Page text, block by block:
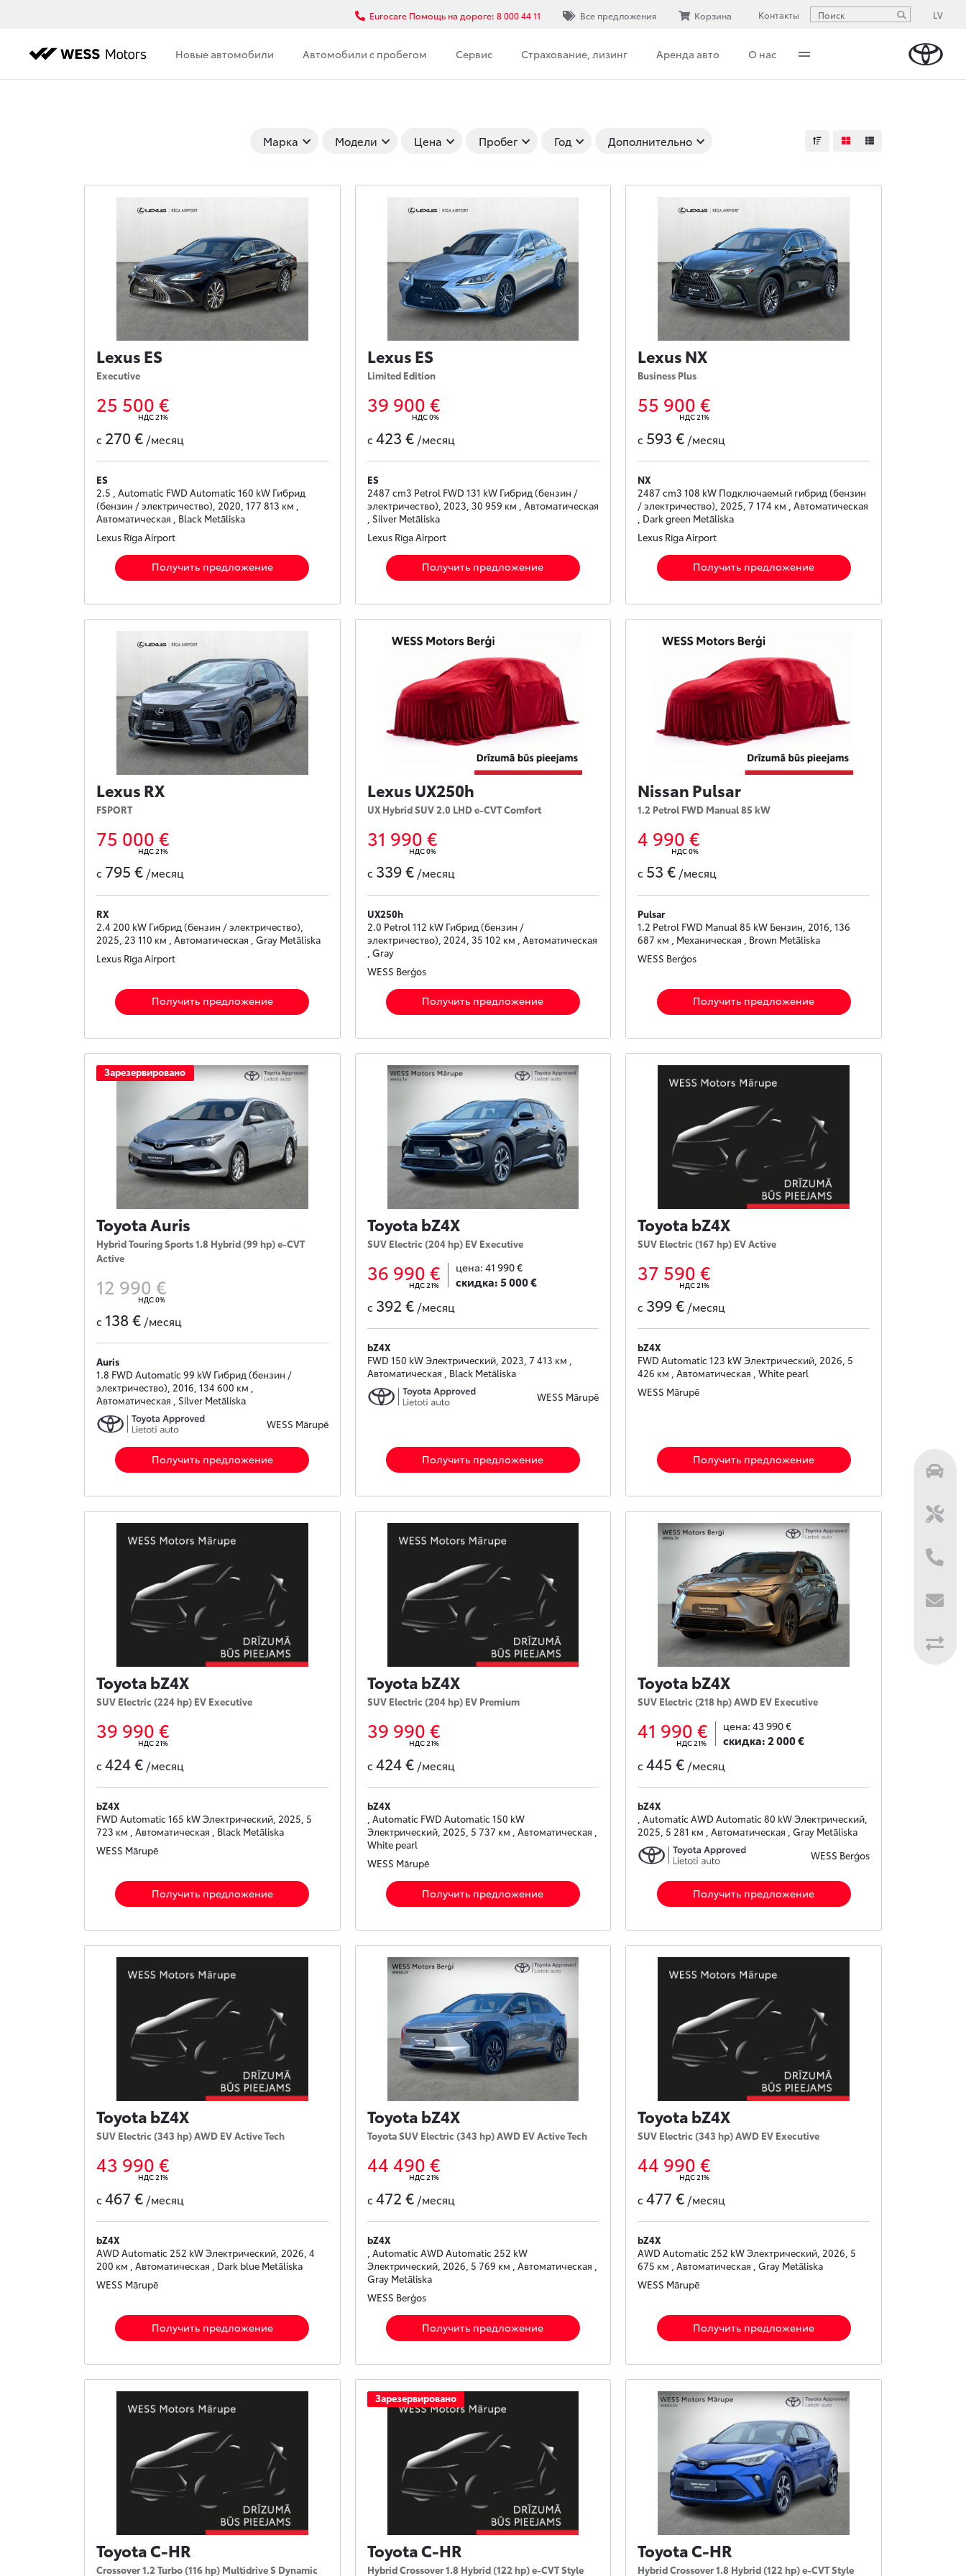
Новые автомобили Автомобили с пробегом Сервис Страхование, лизинг Аренда авто О нас
Eurocare Помощь на дороге: 8 000 44 11 Все предложения Корзина Контакты LV
Марка Модели Цена Пробег Год Дополнительно
Lexus ES
Executive
25 500 €
НДС 21%
с 270 € /месяц
ES
2.5 , Automatic FWD Automatic 160 kW Гибрид
(бензин / электричество), 2020, 177 813 км ,
Автоматическая , Black Metāliska
Lexus Rīga Airport
Получить предложение
Lexus ES
Limited Edition
39 900 €
НДС 0%
с 423 €/месяц
ES
2487 cm3 Petrol FWD 131 kW Гибрид (бензин /
электричество), 2023, 30 959 км , Автоматическая
, Silver Metāliska
Lexus Rīga Airport
Получить предложение
Lexus NX
Business Plus
55 900 €
НДС 21%
с 593 € /месяц
NX
2487 cm3 108 kW Подключаемый гибрид (бензин
/ электричество), 2025, 7 174 км , Автоматическая
, Dark green Metāliska
Lexus Rīga Airport
Получить предложение
Lexus RX
FSPORT
75 000 €
НДС 21%
с 795 € /месяц
RX
2.4 200 kW Гибрид (бензин / электричество),
2025, 23 110 км , Автоматическая , Gray Metāliska
Lexus Rīga Airport
Получить предложение
Lexus UX250h
UX Hybrid SUV 2.0 LHD e-CVT Comfort
31 990 €
НДС 0%
с 339 €/месяц
UX250h
2.0 Petrol 112 kW Гибрид (бензин /
электричество), 2024, 35 102 км , Автоматическая
, Gray
WESS Berģos
Получить предложение
Nissan Pulsar
1.2 Petrol FWD Manual 85 kW
4 990 €
НДС 0%
с 53 € /месяц
Pulsar
1.2 Petrol FWD Manual 85 kW Бензин, 2016, 136
687 км , Механическая , Brown Metāliska
WESS Berģos
Получить предложение
Зарезервировано
Toyota Auris
Hybrid Touring Sports 1.8 Hybrid (99 hp) e-CVT
Active
12 990 €
НДС 0%
с 138 € /месяц
Auris
1.8 FWD Automatic 99 kW Гибрид (бензин /
электричество), 2016, 134 600 км ,
Автоматическая , Silver Metāliska
WESS Mārupē
Получить предложение
Toyota bZ4X
SUV Electric (204 hp) EV Executive
36 990 €
НДС 21%
цена: 41 990 €
скидка:5 000 €
с 392 €/месяц
bZ4X
FWD 150 kW Электрический, 2023, 7 413 км ,
Автоматическая , Black Metāliska
WESS Mārupē
Получить предложение
Toyota bZ4X
SUV Electric (167 hp) EV Active
37 590 €
НДС 21%
с 399 € /месяц
bZ4X
FWD Automatic 123 kW Электрический, 2026, 5
426 км , Автоматическая , White pearl
WESS Mārupē
Получить предложение
Toyota bZ4X
SUV Electric (224 hp) EV Executive
39 990 €
НДС 21%
с 424 € /месяц
bZ4X
FWD Automatic 165 kW Электрический, 2025, 5
723 км , Автоматическая , Black Metāliska
WESS Mārupē
Получить предложение
Toyota bZ4X
SUV Electric (204 hp) EV Premium
39 990 €
НДС 21%
с 424 €/месяц
bZ4X
, Automatic FWD Automatic 150 kW
Электрический, 2025, 5 737 км , Автоматическая ,
White pearl
WESS Mārupē
Получить предложение
Toyota bZ4X
SUV Electric (218 hp) AWD EV Executive
41 990 €
НДС 21%
цена: 43 990 €
скидка:2 000 €
с445 € /месяц
bZ4X
, Automatic AWD Automatic 80 kW Электрический,
2025, 5 281 км , Автоматическая , Gray Metāliska
WESS Berģos
Получить предложение
Toyota bZ4X
SUV Electric (343 hp) AWD EV Active Tech
43 990 €
НДС 21%
с 467 € /месяц
bZ4X
AWD Automatic 252 kW Электрический, 2026, 4
200 км , Автоматическая , Dark blue Metāliska
WESS Mārupē
Получить предложение
Toyota bZ4X
Toyota SUV Electric (343 hp) AWD EV Active Tech
44 490 €
НДС 21%
с 472 €/месяц
bZ4X
, Automatic AWD Automatic 252 kW
Электрический, 2026, 5 769 км , Автоматическая ,
Gray Metāliska
WESS Berģos
Получить предложение
Toyota bZ4X
SUV Electric (343 hp) AWD EV Executive
44 990 €
НДС 21%
с477 € /месяц
bZ4X
AWD Automatic 252 kW Электрический, 2026, 5
675 км , Автоматическая , Gray Metāliska
WESS Mārupē
Получить предложение
Toyota C-HR
Crossover 1.2 Turbo (116 hp) Multidrive S Dynamic
Зарезервировано
Toyota C-HR
Hybrid Crossover 1.8 Hybrid (122 hp) e-CVT Style
Toyota C-HR
Hybrid Crossover 1.8 Hybrid (122 hp) e-CVT Style